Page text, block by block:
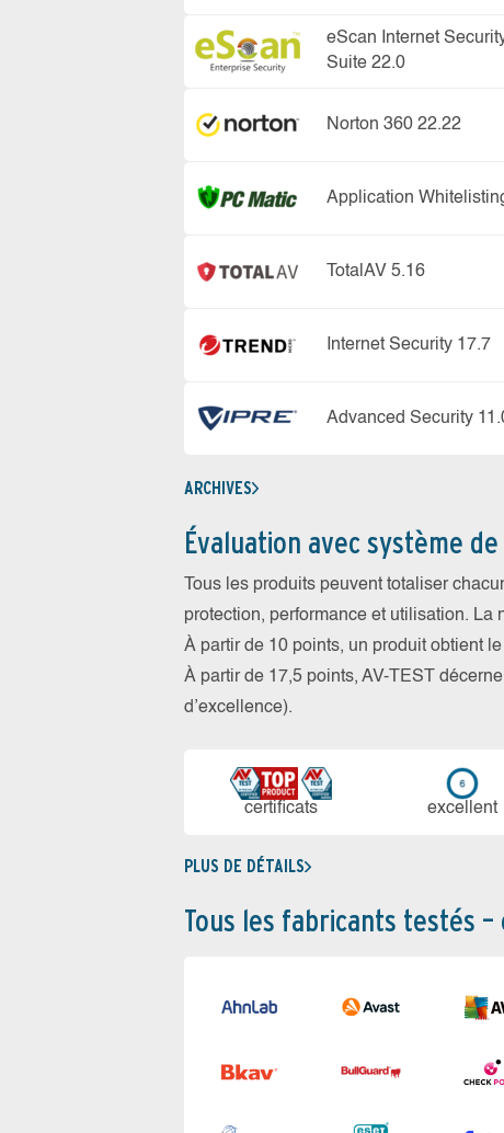
eScan Internet
Suite 22.0
Norton 360 22.22
Application
TotalAV 5.16
Internet Security 17.7
Advanced Security
ARCHIVES
Évaluation avec système
Tous les produits peuvent totaliser
protection, performance et utilisation.
À partir de 10 points, un produit obtient
À partir de 17,5 points, AV-TEST
d’excellence).
certi­ficats ex­cellent
PLUS DE DÉTAILS
Tous les fabricants testés